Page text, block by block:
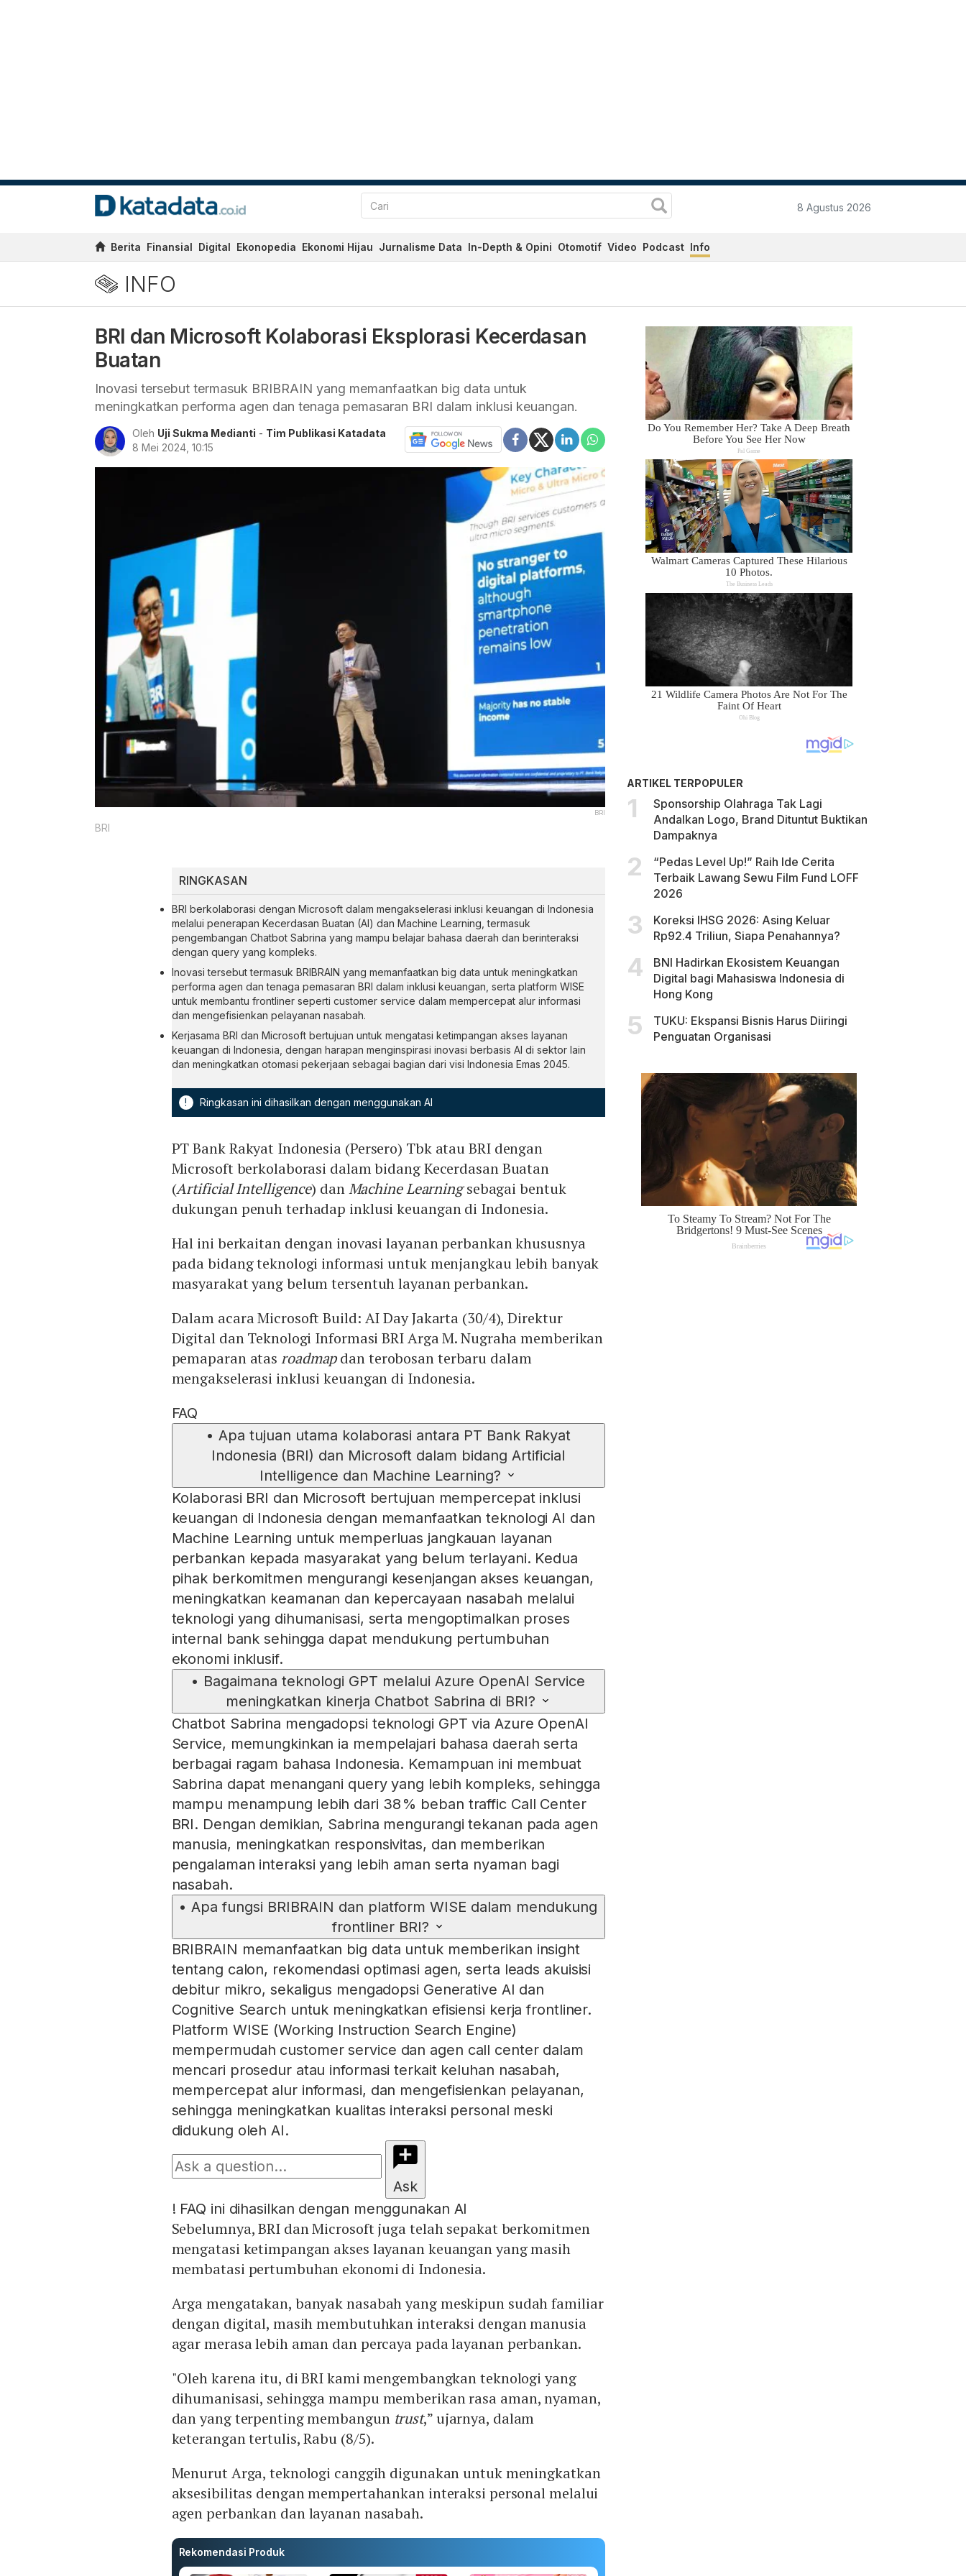
8 Agustus 2026
Berita Finansial Digital Ekonopedia Ekonomi Hijau Jurnalisme Data In-Depth & Opini Otomotif Video Podcast Info
INFO
BRI dan Microsoft Kolaborasi Eksplorasi Kecerdasan
Buatan
Inovasi tersebut termasuk BRIBRAIN yang memanfaatkan big data untuk
meningkatkan performa agen dan tenaga pemasaran BRI dalam inklusi keuangan.
Oleh Uji Sukma Medianti - Tim Publikasi Katadata
8 Mei 2024, 10:15
BRI
BRI
RINGKASAN
BRI berkolaborasi dengan Microsoft dalam mengakselerasi inklusi keuangan di Indonesia
melalui penerapan Kecerdasan Buatan (AI) dan Machine Learning, termasuk
pengembangan Chatbot Sabrina yang mampu belajar bahasa daerah dan berinteraksi
dengan query yang kompleks.
Inovasi tersebut termasuk BRIBRAIN yang memanfaatkan big data untuk meningkatkan
performa agen dan tenaga pemasaran BRI dalam inklusi keuangan, serta platform WISE
untuk membantu frontliner seperti customer service dalam mempercepat alur informasi
dan mengefisienkan pelayanan nasabah.
Kerjasama BRI dan Microsoft bertujuan untuk mengatasi ketimpangan akses layanan
keuangan di Indonesia, dengan harapan menginspirasi inovasi berbasis AI di sektor lain
dan meningkatkan otomasi pekerjaan sebagai bagian dari visi Indonesia Emas 2045.
! Ringkasan ini dihasilkan dengan menggunakan AI
PT Bank Rakyat Indonesia (Persero) Tbk atau BRI dengan
Microsoft berkolaborasi dalam bidang Kecerdasan Buatan
(Artificial Intelligence) danMachine Learningsebagai bentuk
dukungan penuh terhadap inklusi keuangan di Indonesia.
Hal ini berkaitan dengan inovasi layanan perbankan khususnya
pada bidang teknologi informasi untuk menjangkau lebih banyak
masyarakat yang belum tersentuh layanan perbankan.
Dalam acara Microsoft Build: AI Day Jakarta (30/4), Direktur
Digital dan Teknologi Informasi BRI Arga M. Nugraha memberikan
pemaparan atas roadmapdan terobosan terbaru dalam
mengakselerasi inklusi keuangan di Indonesia.
FAQ
• Apa tujuan utama kolaborasi antara PT Bank Rakyat
Indonesia (BRI) dan Microsoft dalam bidang Artificial
Intelligence dan Machine Learning?
Kolaborasi BRI dan Microsoft bertujuan mempercepat inklusi
keuangan di Indonesia dengan memanfaatkan teknologi AI dan
Machine Learning untuk memperluas jangkauan layanan
perbankan kepada masyarakat yang belum terlayani. Kedua
pihak berkomitmen mengurangi kesenjangan akses keuangan,
meningkatkan keamanan dan kepercayaan nasabah melalui
teknologi yang dihumanisasi, serta mengoptimalkan proses
internal bank sehingga dapat mendukung pertumbuhan
ekonomi inklusif.
• Bagaimana teknologi GPT melalui Azure OpenAI Service
meningkatkan kinerja Chatbot Sabrina di BRI?
Chatbot Sabrina mengadopsi teknologi GPT via Azure OpenAI
Service, memungkinkan ia mempelajari bahasa daerah serta
berbagai ragam bahasa Indonesia. Kemampuan ini membuat
Sabrina dapat menangani query yang lebih kompleks, sehingga
mampu menampung lebih dari 38 % beban traffic Call Center
BRI. Dengan demikian, Sabrina mengurangi tekanan pada agen
manusia, meningkatkan responsivitas, dan memberikan
pengalaman interaksi yang lebih aman serta nyaman bagi
nasabah.
• Apa fungsi BRIBRAIN dan platform WISE dalam mendukung
frontliner BRI?
BRIBRAIN memanfaatkan big data untuk memberikan insight
tentang calon, rekomendasi optimasi agen, serta leads akuisisi
debitur mikro, sekaligus mengadopsi Generative AI dan
Cognitive Search untuk meningkatkan efisiensi kerja frontliner.
Platform WISE (Working Instruction Search Engine)
mempermudah customer service dan agen call center dalam
mencari prosedur atau informasi terkait keluhan nasabah,
mempercepat alur informasi, dan mengefisienkan pelayanan,
sehingga meningkatkan kualitas interaksi personal meski
didukung oleh AI.
Ask
! FAQ ini dihasilkan dengan menggunakan AI
Sebelumnya, BRI dan Microsoft juga telah sepakat berkomitmen
mengatasi ketimpangan akses layanan keuangan yang masih
membatasi pertumbuhan ekonomi di Indonesia.
Arga mengatakan, banyak nasabah yang meskipun sudah familiar
dengan digital, masih membutuhkan interaksi dengan manusia
agar merasa lebih aman dan percaya pada layanan perbankan.
"Oleh karena itu, di BRI kami mengembangkan teknologi yang
dihumanisasi, sehingga mampu memberikan rasa aman, nyaman,
dan yang terpenting membangun trust,” ujarnya, dalam
keterangan tertulis, Rabu (8/5).
Menurut Arga, teknologi canggih digunakan untuk meningkatkan
aksesibilitas dengan mempertahankan interaksi personal melalui
agen perbankan dan layanan nasabah.
Rekomendasi Produk
ARTIKEL TERPOPULER
Sponsorship Olahraga Tak Lagi
Andalkan Logo, Brand Dituntut Buktikan
Dampaknya
“Pedas Level Up!” Raih Ide Cerita
Terbaik Lawang Sewu Film Fund LOFF
2026
Koreksi IHSG 2026: Asing Keluar
Rp92.4 Triliun, Siapa Penahannya?
BNI Hadirkan Ekosistem Keuangan
Digital bagi Mahasiswa Indonesia di
Hong Kong
TUKU: Ekspansi Bisnis Harus Diiringi
Penguatan Organisasi